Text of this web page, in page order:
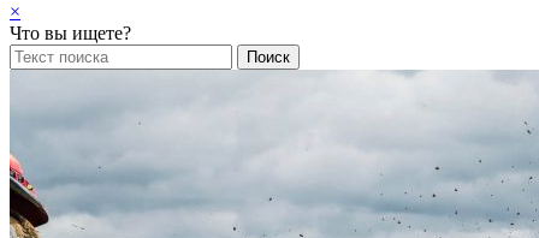
×
Что вы ищете?